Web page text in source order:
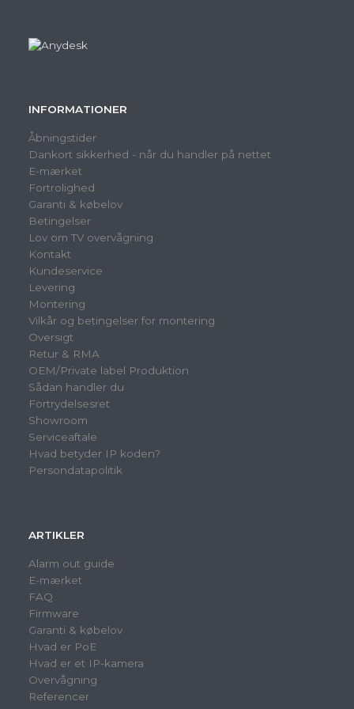
INFORMATIONER
Åbningstider
Dankort sikkerhed - når du handler på nettet
E-mærket
Fortrolighed
Garanti & købelov
Betingelser
Lov om TV overvågning
Kontakt
Kundeservice
Levering
Montering
Vilkår og betingelser for montering
Oversigt
Retur & RMA
OEM/Private label Produktion
Sådan handler du
Fortrydelsesret
Showroom
Serviceaftale
Hvad betyder IP koden?
Persondatapolitik
ARTIKLER
Alarm out guide
E-mærket
FAQ
Firmware
Garanti & købelov
Hvad er PoE
Hvad er et IP-kamera
Overvågning
Referencer